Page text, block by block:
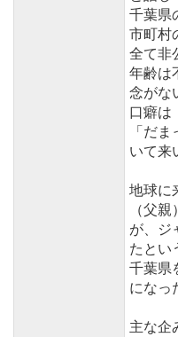
千葉県
市町村
全て非
年齢は
念がな
口癖は
「だ
いて来
地球に
（父
が、ジ
たとい
千葉県
になっ
主な企